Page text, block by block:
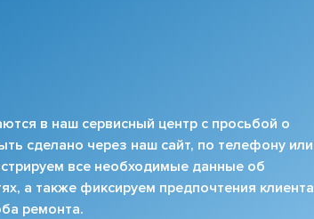
в наш сервисный центр с просьбой о
сделано через наш сайт, по телефону или
все необходимые данные об
а также фиксируем предпочтения клиента
ремонта.